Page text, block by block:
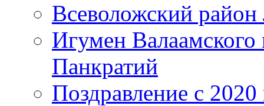
Всеволожский район
Игумен
Панкратий
Поздравление с 2020